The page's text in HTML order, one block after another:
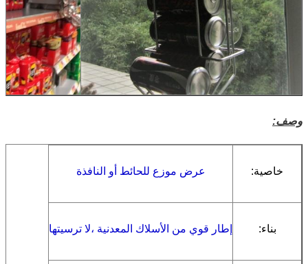
وصف:
خاصية: عرض موزع للحائط أو النافذة
بناء: إطار قوي من الأسلاك المعدنية ،لا ترسيتها